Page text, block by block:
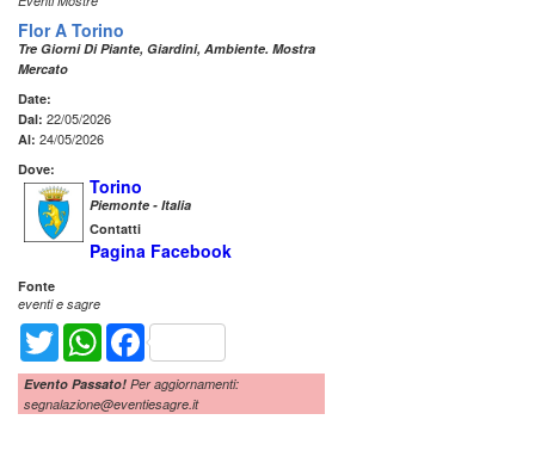
Flor A Torino
Tre Giorni Di Piante, Giardini, Ambiente. Mostra
Mercato
Date:
Dal: 22/05/2026
Al: 24/05/2026
Dove:
Torino
Piemonte - Italia
Contatti
Pagina Facebook
Fonte
eventi e sagre
Twitter WhatsAppFacebook
Evento Passato! Per aggiornamenti:
segnalazione@eventiesagre.it